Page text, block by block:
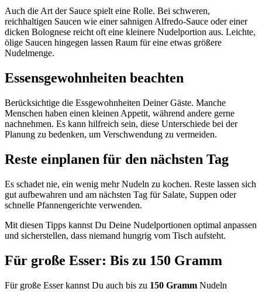
Auch die Art der Sauce spielt eine Rolle. Bei schweren,
reichhaltigen Saucen wie einer sahnigen Alfredo-Sauce oder einer
dicken Bolognese reicht oft eine kleinere Nudelportion aus. Leichte,
ölige Saucen hingegen lassen Raum für eine etwas größere
Nudelmenge.
Essensgewohnheiten beachten
Berücksichtige die Essgewohnheiten Deiner Gäste. Manche
Menschen haben einen kleinen Appetit, während andere gerne
nachnehmen. Es kann hilfreich sein, diese Unterschiede bei der
Planung zu bedenken, um Verschwendung zu vermeiden.
Reste einplanen für den nächsten Tag
Es schadet nie, ein wenig mehr Nudeln zu kochen. Reste lassen sich
gut aufbewahren und am nächsten Tag für Salate, Suppen oder
schnelle Pfannengerichte verwenden.
Mit diesen Tipps kannst Du Deine Nudelportionen optimal anpassen
und sicherstellen, dass niemand hungrig vom Tisch aufsteht.
Für große Esser: Bis zu 150 Gramm
Für große Esser kannst Du auch bis zu 150 Gramm Nudeln